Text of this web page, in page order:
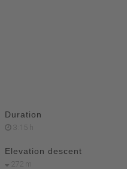
Duration
3:15 h
Elevation descent
272 m